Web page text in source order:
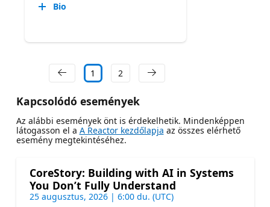
Bio
1 2
Kapcsolódó események
Az alábbi események önt is érdekelhetik. Mindenképpen
látogasson el a A Reactor kezdőlapja az összes elérhető
esemény megtekintéséhez.
CoreStory: Building with AI in Systems
You Don’t Fully Understand
25 augusztus, 2026 | 6:00 du. (UTC)